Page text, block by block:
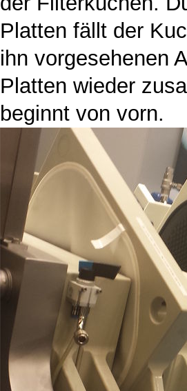
Platten fällt der
ihn vorgesehenen
Platten wieder
beginnt von vorn.